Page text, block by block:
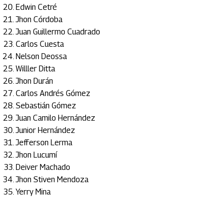
Edwin Cetré
Jhon Córdoba
Juan Guillermo Cuadrado
Carlos Cuesta
Nelson Deossa
Willler Ditta
Jhon Durán
Carlos Andrés Gómez
Sebastián Gómez
Juan Camilo Hernández
Junior Hernández
Jefferson Lerma
Jhon Lucumí
Deiver Machado
Jhon Stiven Mendoza
Yerry Mina